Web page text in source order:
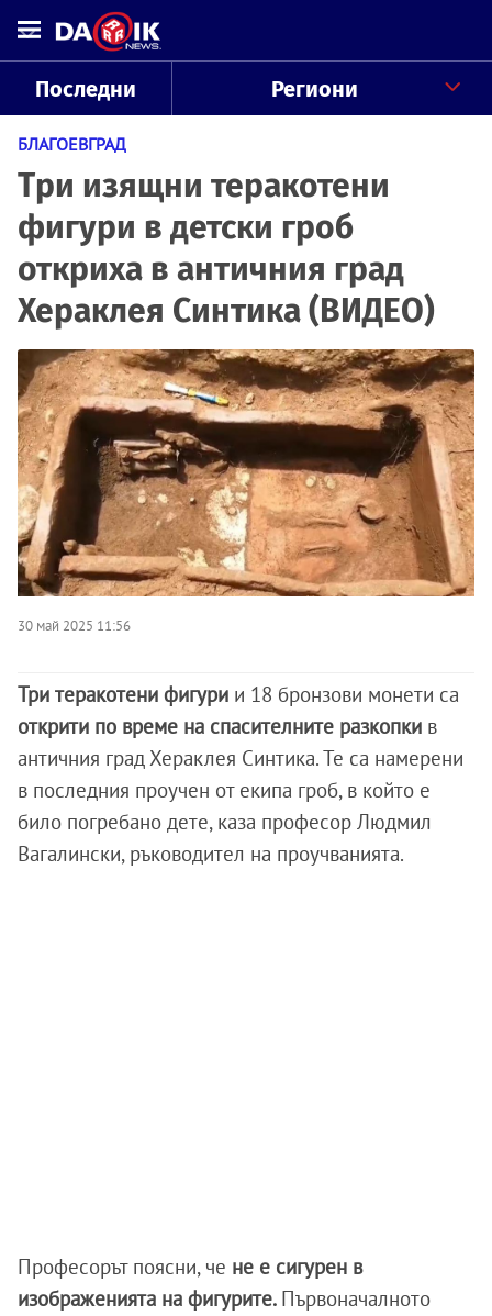
Последни Региони
БЛАГОЕВГРАД
Три изящни теракотени
фигури в детски гроб
откриха в античния град
Хераклея Синтика (ВИДЕО)
30 май 2025 11:56
Три теракотени фигури и 18 бронзови монети са
открити по време на спасителните разкопки в
античния град Хераклея Синтика. Те са намерени
в последния проучен от екипа гроб, в който е
било погребано дете, каза професор Людмил
Вагалински, ръководител на проучванията.
Професорът поясни, че не е сигурен в
изображенията на фигурите. Първоначалното